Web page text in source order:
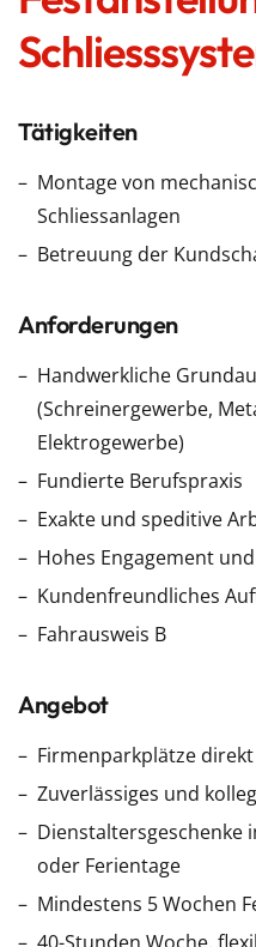
Tätigkeiten
Montage von
Schliessanlagen
Betreuung der
Anforderungen
Handwerkliche
(Schreinergewerbe,
Elektrogewerbe)
Fundierte Berufspraxis
Exakte und speditive
Hohes Engagement
Kundenfreundliches
Fahrausweis B
Angebot
Firmenparkplätze
Zuverlässiges und
Dienstaltersgeschenke
oder Ferientage
Mindestens 5 Wochen